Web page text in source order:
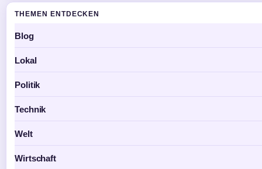
THEMEN ENTDECKEN
Blog
Lokal
Politik
Technik
Welt
Wirtschaft